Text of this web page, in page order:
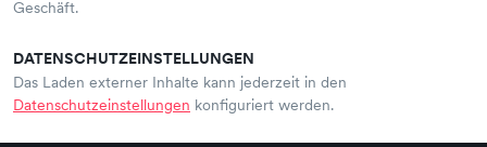
Geschäft.
DATENSCHUTZEINSTELLUNGEN
Das Laden externer Inhalte kann jederzeit in den
Datenschutzeinstellungen konfiguriert werden.